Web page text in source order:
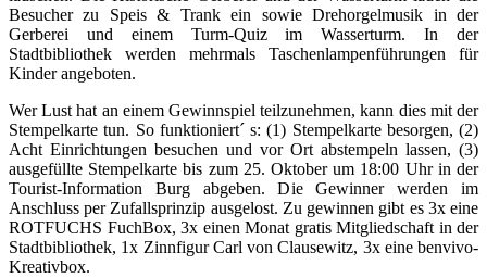
Besucher zu Speis & Trank ein sowie Drehorgelmusik in der
Gerberei und einem Turm-Quiz im Wasserturm. In der
Stadtbibliothek werden mehrmals Taschenlampenführungen für
Kinder angeboten.
Wer Lust hat an einem Gewinnspiel teilzunehmen, kann dies mit der
Stempelkarte tun. So funktioniert´ s: (1) Stempelkarte besorgen, (2)
Acht Einrichtungen besuchen und vor Ort abstempeln lassen, (3)
ausgefüllte Stempelkarte bis zum 25. Oktober um 18:00 Uhr in der
Tourist-Information Burg abgeben. Die Gewinner werden im
Anschluss per Zufallsprinzip ausgelost. Zu gewinnen gibt es 3x eine
ROTFUCHS FuchBox, 3x einen Monat gratis Mitgliedschaft in der
Stadtbibliothek, 1x Zinnfigur Carl von Clausewitz, 3x eine benvivo-
Kreativbox.